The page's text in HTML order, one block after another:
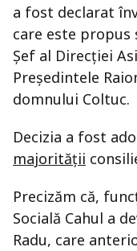
a fost declarat
care este propus
Şef al Direcţiei
Preşedintele
domnului Coltuc.
Decizia a fost
majorităţii
Precizăm că,
Socială Cahul a
Radu, care